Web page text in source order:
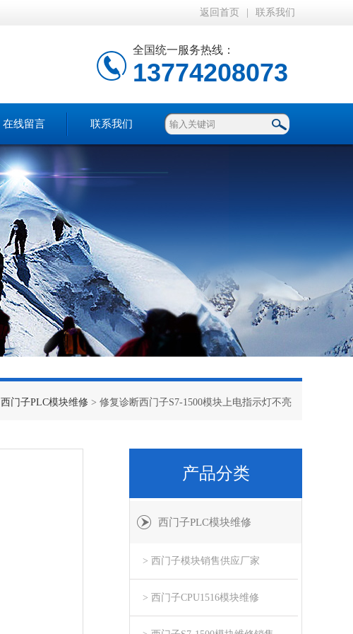
返回首页 联系我们
全国统一服务热线：
13774208073
在线留言 联系我们
西门子PLC模块维修 > 修复诊断西门子S7-1500模块上电指示灯不亮
产品分类
西门子PLC模块维修
> 西门子模块销售供应厂家
> 西门子CPU1516模块维修